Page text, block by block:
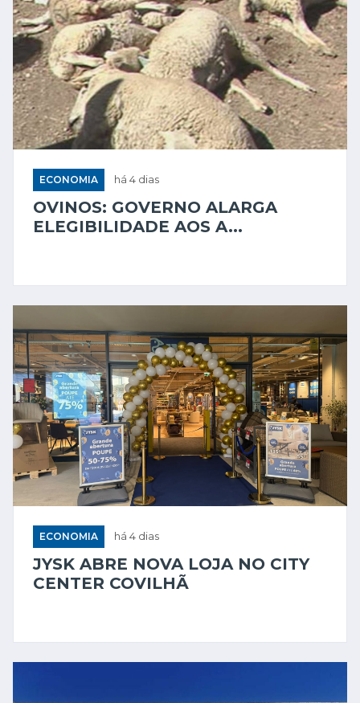
ECONOMIA há 4 dias
OVINOS: GOVERNO ALARGA
ELEGIBILIDADE AOS A...
ECONOMIA há 4 dias
JYSK ABRE NOVA LOJA NO CITY
CENTER COVILHÃ